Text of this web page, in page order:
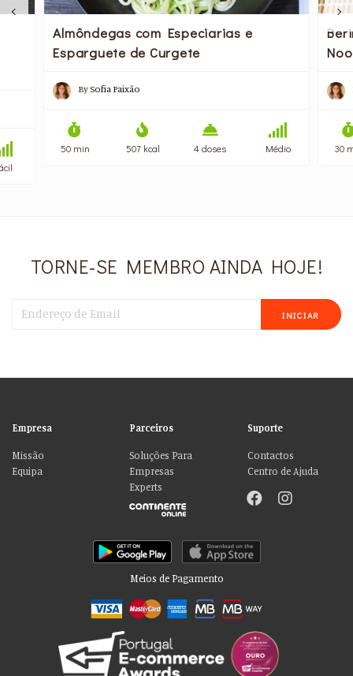
Almôndegas com Especiarias e
Esparguete de Curgete
BySofia Paixão
50 min 507 kcal 4 doses Médio 30
TORNE-SE MEMBRO AINDA HOJE!
INICIAR
Empresa
Missão
Equipa
Parceiros
Soluções Para
Empresas
Experts
Suporte
Contactos
Centro de Ajuda
Meios de Pagamento